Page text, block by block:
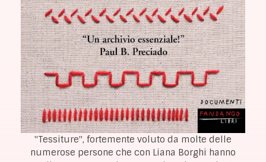
"Tessiture", fortemente voluto da molte delle
numerose persone che con Liana Borghi hanno